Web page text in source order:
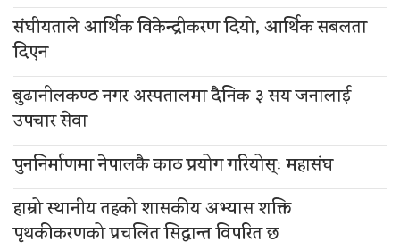
संघीयताले आर्थिक विकेन्द्रीकरण दियो, आर्थिक सबलता
दिएन
बुढानीलकण्ठ नगर अस्पतालमा दैनिक ३ सय जनालाई
उपचार सेवा
पुननिर्माणमा नेपालकै काठ प्रयोग गरियोस्ः महासंघ
हाम्रो स्थानीय तहको शासकीय अभ्यास शक्ति
पृथकीकरणको प्रचलित सिद्धान्त विपरित छ